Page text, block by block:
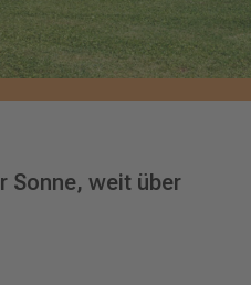
Sonne, weit über